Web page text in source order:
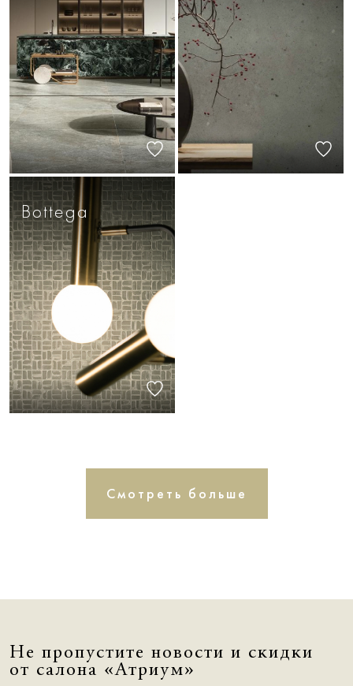
Bottega
Смотреть больше
Не пропустите новости и скидки
от салона «Атриум»